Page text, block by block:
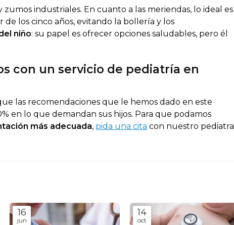
zumos industriales. En cuanto a las meriendas, lo ideal es
de los cinco años, evitando la bollería y los
niño: su papel es ofrecer opciones saludables, pero él
con un servicio de pediatría en
las recomendaciones que le hemos dado en este
en lo que demandan sus hijos. Para que podamos
más adecuada, pida una cita con nuestro pediatra
16
jun
14
oct